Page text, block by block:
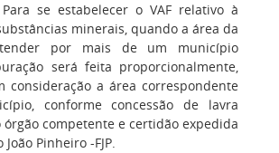
se estabelecer o VAF relativo à
minerais, quando a área da
por mais de um município
será feita proporcionalmente,
consideração a área correspondente
conforme concessão de lavra
competente e certidão expedida
Pinheiro -FJP.